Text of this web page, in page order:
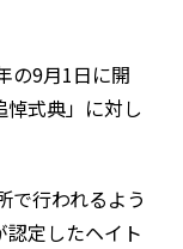
の9月1日に開
式典」に対し
で行われるよう
定したヘイト